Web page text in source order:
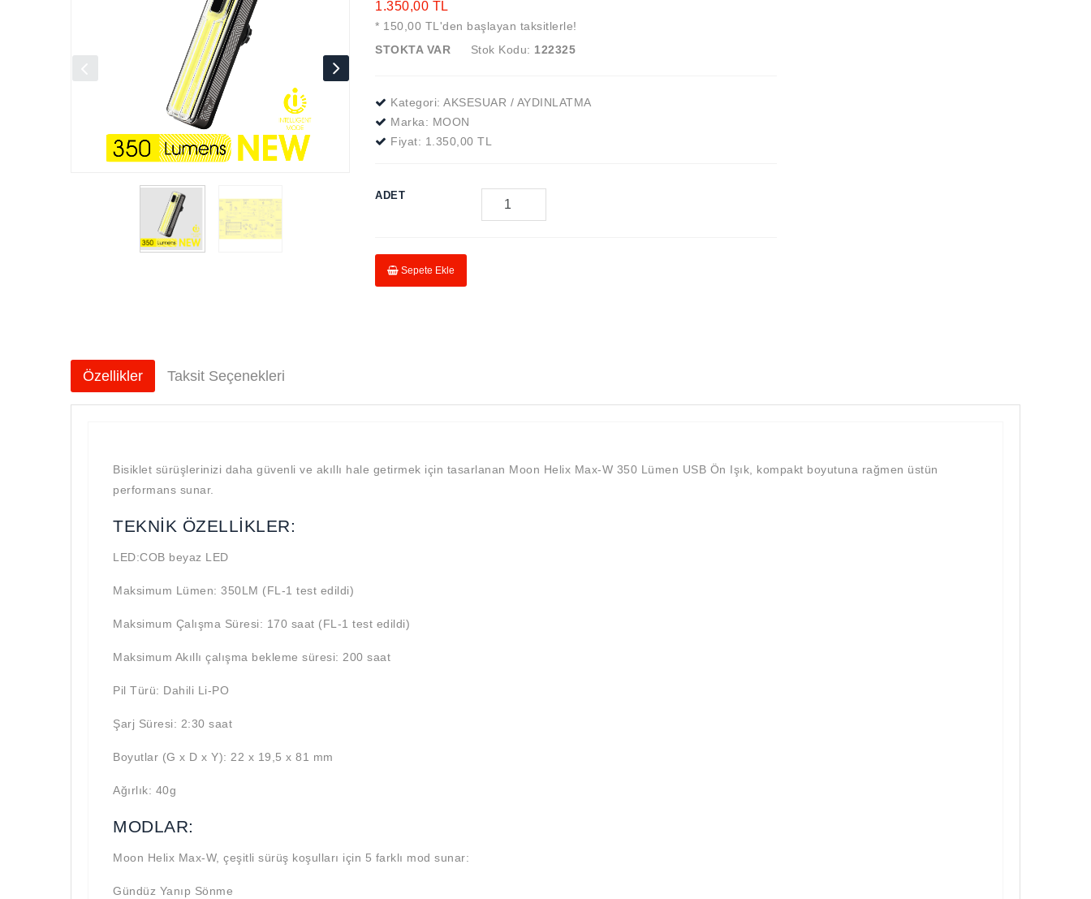
1.350,00 TL
* 150,00 TL'den başlayan taksitlerle!
STOKTA VAR
Stok Kodu: 122325
Kategori: AKSESUAR / AYDINLATMA
Marka: MOON
Fiyat: 1.350,00 TL
ADET
Sepete Ekle
Özellikler Taksit Seçenekleri
Bisiklet sürüşlerinizi daha güvenli ve akıllı hale getirmek için tasarlanan Moon Helix Max-W 350 Lümen USB Ön Işık, kompakt boyutuna rağmen üstün
performans sunar.
TEKNİK ÖZELLİKLER:
LED:COB beyaz LED
Maksimum Lümen: 350LM (FL-1 test edildi)
Maksimum Çalışma Süresi: 170 saat (FL-1 test edildi)
Maksimum Akıllı çalışma bekleme süresi: 200 saat
Pil Türü: Dahili Li-PO
Şarj Süresi: 2:30 saat
Boyutlar (G x D x Y): 22 x 19,5 x 81 mm
Ağırlık: 40g
MODLAR:
Moon Helix Max-W, çeşitli sürüş koşulları için 5 farklı mod sunar:
Gündüz Yanıp Sönme